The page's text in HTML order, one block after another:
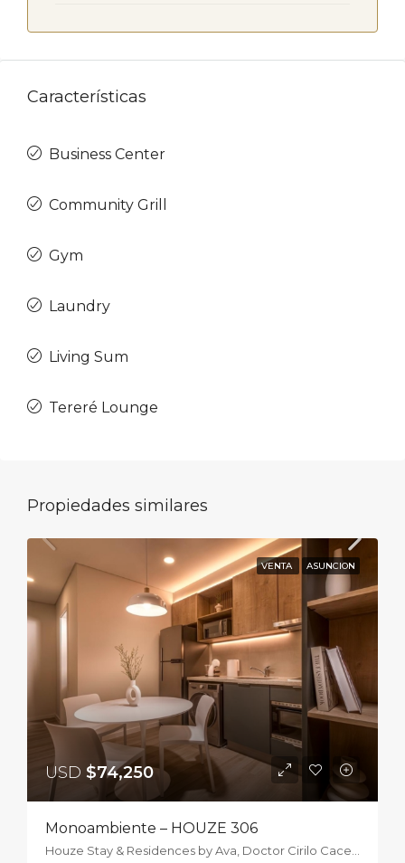
Características
Business Center
Community Grill
Gym
Laundry
Living Sum
Tereré Lounge
Propiedades similares
VENTA ASUNCION
USD $74,250
Monoambiente – HOUZE 306